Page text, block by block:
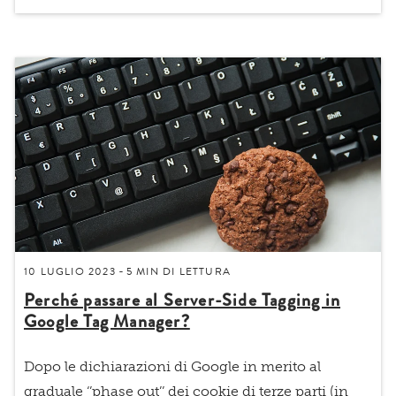
10 LUGLIO 2023 - 5 MIN DI LETTURA
Perché passare al Server-Side Tagging in
Google Tag Manager?
Dopo le dichiarazioni di Google in merito al
graduale ‘’phase out’’ dei cookie di terze parti (in